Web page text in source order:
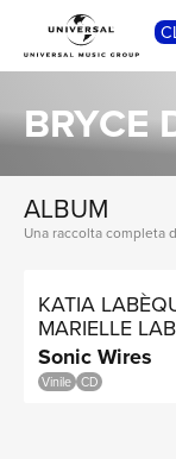
BRYCE
ALBUM
KATIA
MARIELLE
DAVID
Sonic Wires
Vinile CD